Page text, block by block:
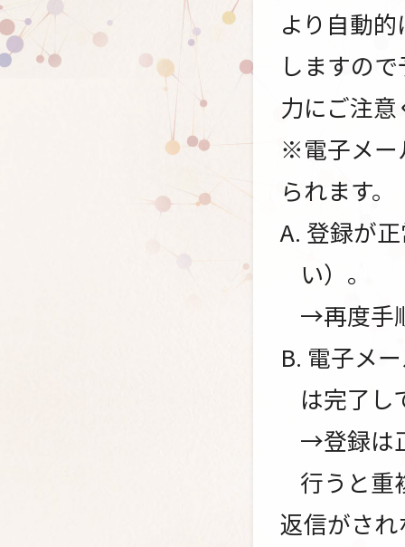
より自動
しますの
力にご注
※電子メー
られます。
A. 登録が
い）。
→再度手
B. 電子メ
は完了し
→登録は
行うと重
返信がさ